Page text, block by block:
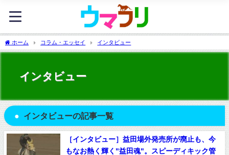
ホーム コラム・エッセイ インタビュー
インタビュー
インタビューの記事一覧
［インタビュー］益田場外発売所が廃止も、今
もなお熱く輝く"益田魂"。スピーディキック管